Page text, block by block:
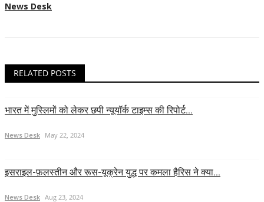
News Desk
RELATED POSTS
भारत में मुस्लिमों को लेकर छपी न्यूयॉर्क टाइम्स की रिपोर्ट...
News Desk May 22, 2024
इसराइल-फ़लस्तीन और रूस-यूक्रेन युद्ध पर कमला हैरिस ने क्या...
News Desk Aug 23, 2024